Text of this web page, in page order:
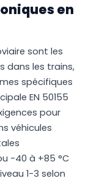
en
sont les
dans les trains,
spécifiques
EN 50155
pour
véhicules
-40 à +85 °C
1-3 selon